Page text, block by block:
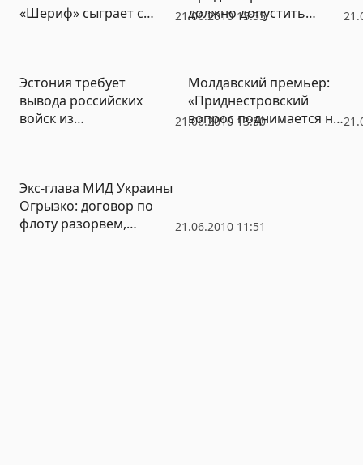
21.06.2010 15:55
«Шериф» сыграет с
должно допустить
21.06.2010 13:50
Эстония требует
вывода российских
войск из
Молдавский премьер:
«Приднестровский
вопрос поднимается на
21.06.2010 11:51
Экс-глава МИД Украины
Огрызко: договор по
флоту разорвем,